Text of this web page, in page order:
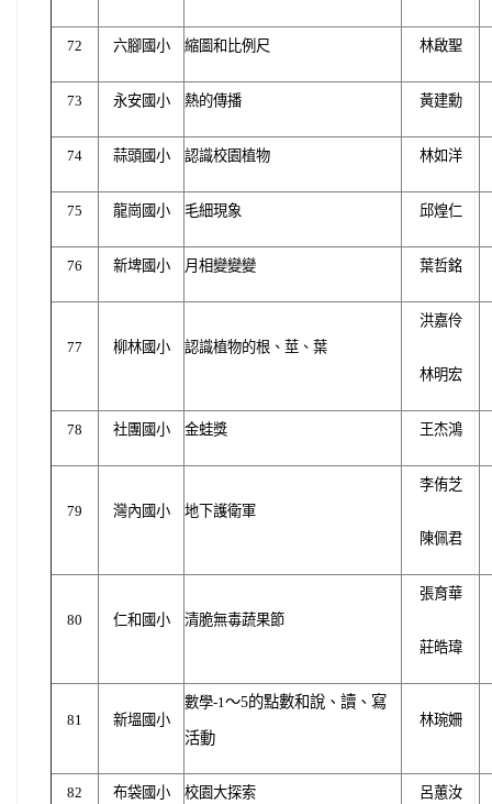
72 六腳國小 縮圖和比例尺 林啟聖
73 永安國小 熱的傳播 黃建勳
74 蒜頭國小 認識校園植物 林如洋
75 龍崗國小 毛細現象 邱煌仁
76 新埤國小 月相變變變 葉哲銘
77 柳林國小 認識植物的根、莖、葉
洪嘉伶
林明宏
78 社團國小 金蛙獎 王杰鴻
79 灣內國小 地下護衛軍
李侑芝
陳佩君
80 仁和國小 清脆無毒蔬果節
張育華
莊皓瑋
81 新塭國小
數學-1～5的點數和說、讀、寫
活動
林琬姍
82 布袋國小 校園大探索 呂蕙汝